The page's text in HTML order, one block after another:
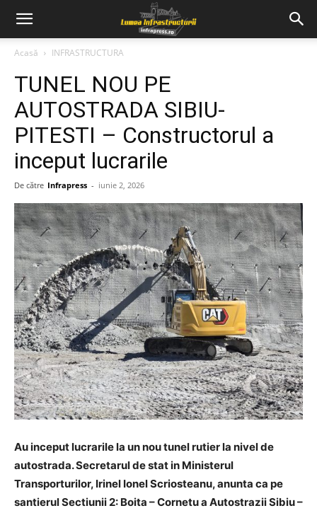
Acasă INFRASTRUCTURA
TUNEL NOU PE
AUTOSTRADA SIBIU-
PITESTI – Constructorul a
inceput lucrarile
De către Infrapress - iunie 2, 2026
Au inceput lucrarile la un nou tunel rutier la nivel de
autostrada. Secretarul de stat in Ministerul
Transporturilor, Irinel Ionel Scriosteanu, anunta ca pe
santierul Sectiunii 2: Boita – Cornetu a Autostrazii Sibiu –